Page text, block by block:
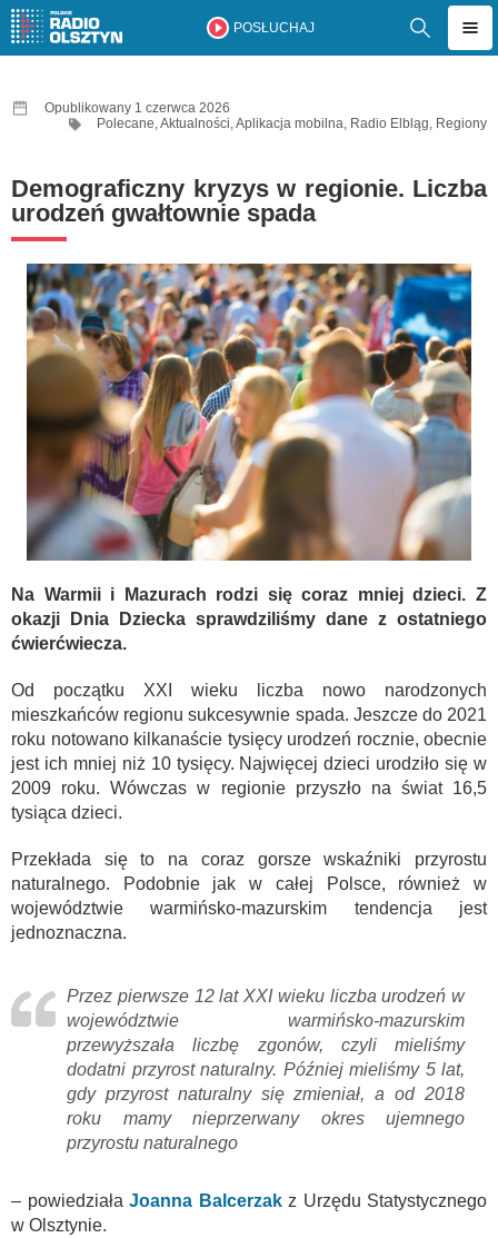
POSŁUCHAJ
Opublikowany 1 czerwca 2026
Polecane,Aktualności,Aplikacja mobilna, Radio Elbląg, Regiony
Demograficzny kryzys w regionie. Liczba
urodzeń gwałtownie spada
Na Warmii i Mazurach rodzi się coraz mniej dzieci. Z
okazji Dnia Dziecka sprawdziliśmy dane z ostatniego
ćwierćwiecza.
Od początku XXI wieku liczba nowo narodzonych
mieszkańców regionu sukcesywnie spada. Jeszcze do 2021
roku notowano kilkanaście tysięcy urodzeń rocznie, obecnie
jest ich mniej niż 10 tysięcy. Najwięcej dzieci urodziło się w
2009 roku. Wówczas w regionie przyszło na świat 16,5
tysiąca dzieci.
Przekłada się to na coraz gorsze wskaźniki przyrostu
naturalnego. Podobnie jak w całej Polsce, również w
województwie warmińsko-mazurskim tendencja jest
jednoznaczna.
Przez pierwsze 12 lat XXI wieku liczba urodzeń w
województwie warmińsko-mazurskim
przewyższała liczbę zgonów, czyli mieliśmy
dodatni przyrost naturalny. Później mieliśmy 5 lat,
gdy przyrost naturalny się zmieniał, a od 2018
roku mamy nieprzerwany okres ujemnego
przyrostu naturalnego
– powiedziała Joanna Balcerzakz Urzędu Statystycznego
w Olsztynie.